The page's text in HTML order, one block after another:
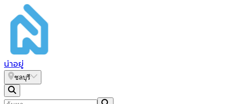
น่าอยู่
ชลบุรี